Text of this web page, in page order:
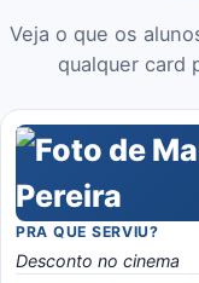
Veja o que os
qualquer card
PRA QUE SERVIU?
Desconto no cinema